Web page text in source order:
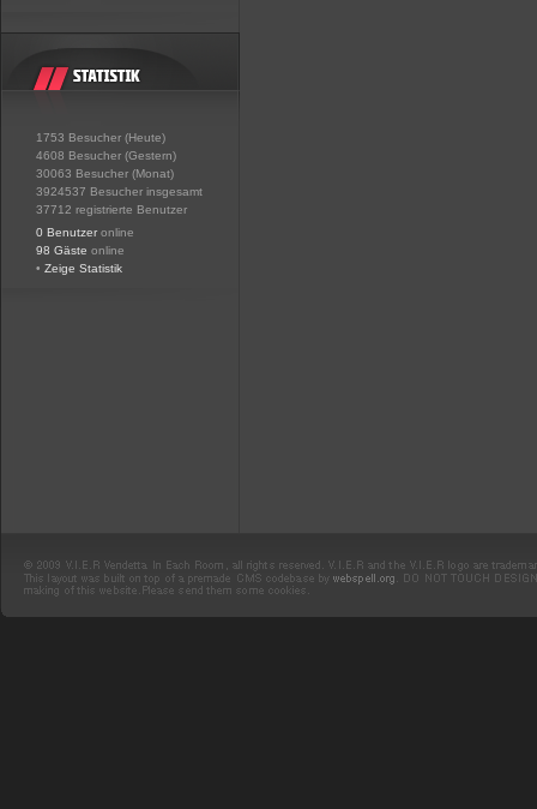
1753 Besucher (Heute)
4608 Besucher (Gestern)
30063 Besucher (Monat)
3924537 Besucher insgesamt
37712 registrierte Benutzer
0 Benutzer online
98 Gäste online
• Zeige Statistik